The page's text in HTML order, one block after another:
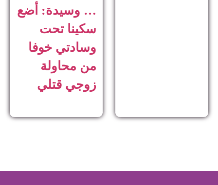
… وسيدة: أضع
سكينا تحت
وسادتي خوفا
من محاولة
زوجي قتلي